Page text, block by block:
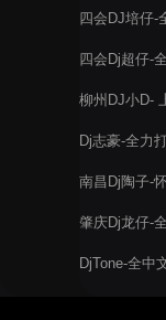
四会DJ培仔-
四会Dj超仔-
柳州DJ小D-
Dj志豪-全力
南昌Dj陶子-
肇庆Dj龙仔-
DjTone-全中